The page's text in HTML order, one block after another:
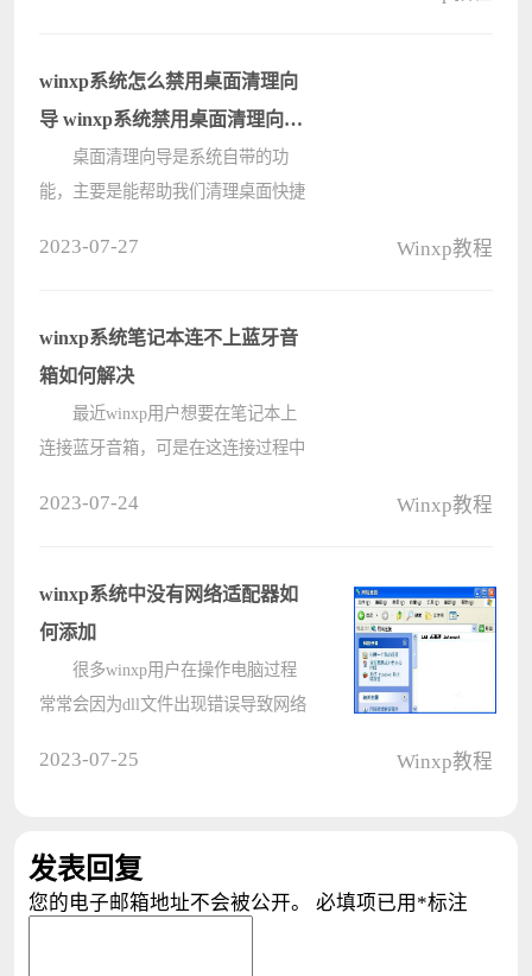
器”。可是很多用户不清楚????
winxp系统怎么禁用桌面清理向
导 winxp系统禁用桌面清理向导
操作方法
桌面清理向导是系统自带的功
能，主要是能帮助我们清理桌面快捷
面清理向导呢?下面小编就和大家分
享winxp????
2023-07-27 Winxp教程
winxp系统笔记本连不上蓝牙音
箱如何解决
最近winxp用户想要在笔记本上
连接蓝牙音箱，可是在这连接过程中
接不上蓝牙音箱怎么办呢?现在小编
就来????
2023-07-24 Winxp教程
winxp系统中没有网络适配器如
何添加
很多winxp用户在操作电脑过程
常常会因为dll文件出现错误导致网络
中添????
2023-07-25 Winxp教程
发表回复
您的电子邮箱地址不会被公开。 必填项已用 *标注